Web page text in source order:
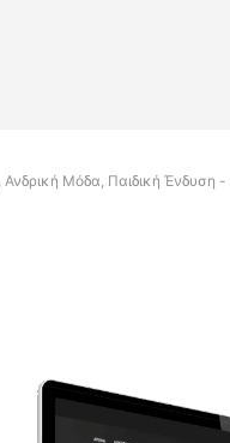
Ανδρική Μόδα, Παιδική Ένδυση -